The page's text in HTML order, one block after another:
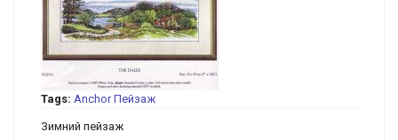
Tags: Anchor Пейзаж
Зимний пейзаж